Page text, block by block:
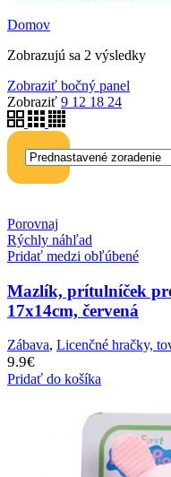
Domov
Zobrazujú sa 2 výsledky
Zobraziť bočný panel
Zobraziť 9 12 18 24
Porovnaj
Rýchly náhľad
Pridať medzi obľúbené
Mazlík, prítulníček
17x14cm, červená
Zábava, Licenčné hračky,
9.9€
Pridať do košíka